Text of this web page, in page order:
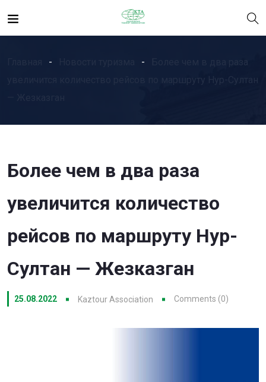
Более чем в два раза
увеличится количество
рейсов по маршруту Нур-
Султан — Жезказган
25.08.2022 Kaztour Association Comments (0)